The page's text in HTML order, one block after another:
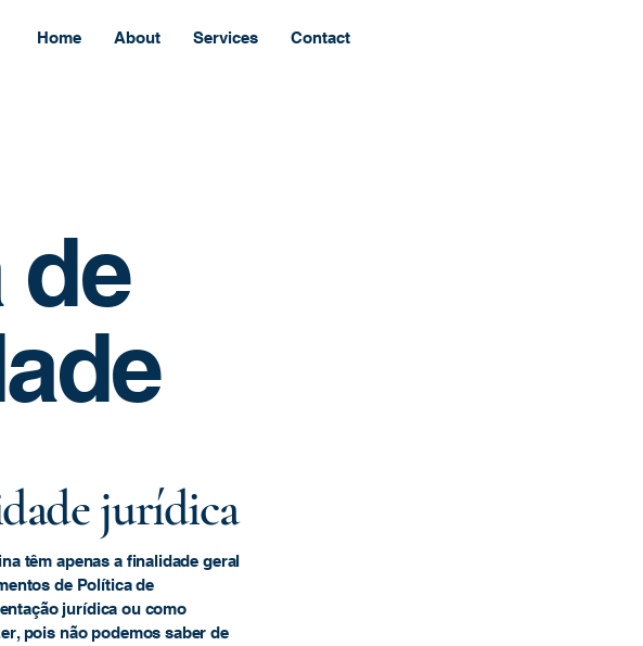
Home About Services Contact
de
jurídica
têm apenas a finalidade geral
de Política de
jurídica ou como
pois não podemos saber de